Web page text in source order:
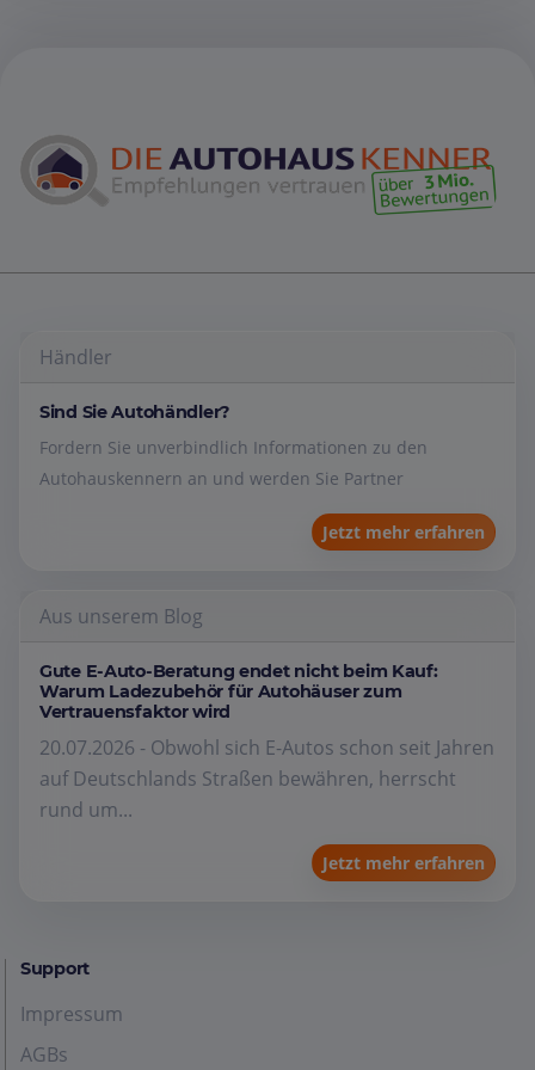
Händler
Sind Sie Autohändler?
Fordern Sie unverbindlich Informationen zu den
Autohauskennern an und werden Sie Partner
Jetzt mehr erfahren
Aus unserem Blog
Gute E-Auto-Beratung endet nicht beim Kauf:
Warum Ladezubehör für Autohäuser zum
Vertrauensfaktor wird
20.07.2026 - Obwohl sich E-Autos schon seit Jahren
auf Deutschlands Straßen bewähren, herrscht
rund um...
Jetzt mehr erfahren
Support
Impressum
AGBs